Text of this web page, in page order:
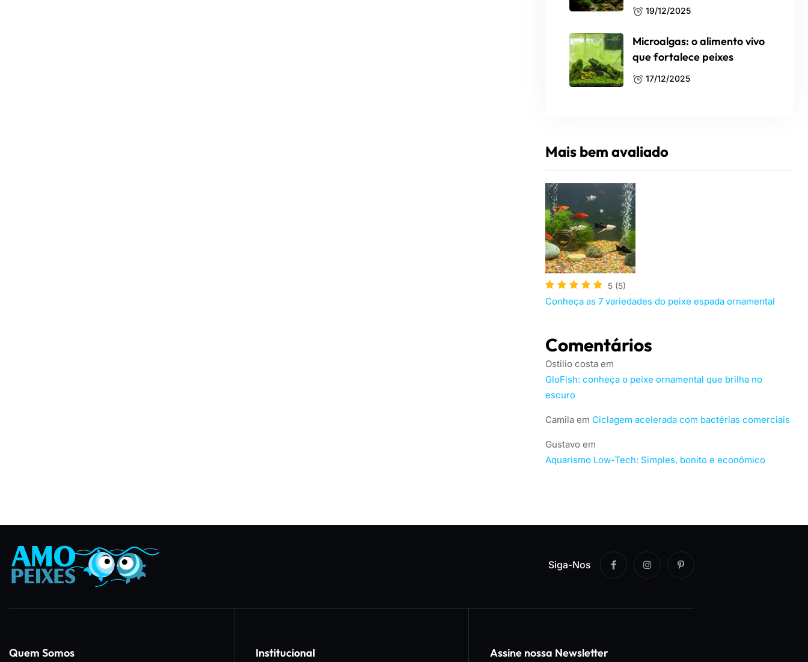
19/12/2025
Microalgas: o alimento vivo
que fortalece peixes
17/12/2025
Mais bem avaliado
5 (5)
Conheça as 7 variedades do peixe espada ornamental
Comentários
Ostilio costa em
GloFish: conheça o peixe ornamental que brilha no
escuro
Camila em Ciclagem acelerada com bactérias comerciais
Gustavo em
Aquarismo Low-Tech: Simples, bonito e econômico
Siga-Nos
Quem Somos Institucional Assine nossa Newsletter